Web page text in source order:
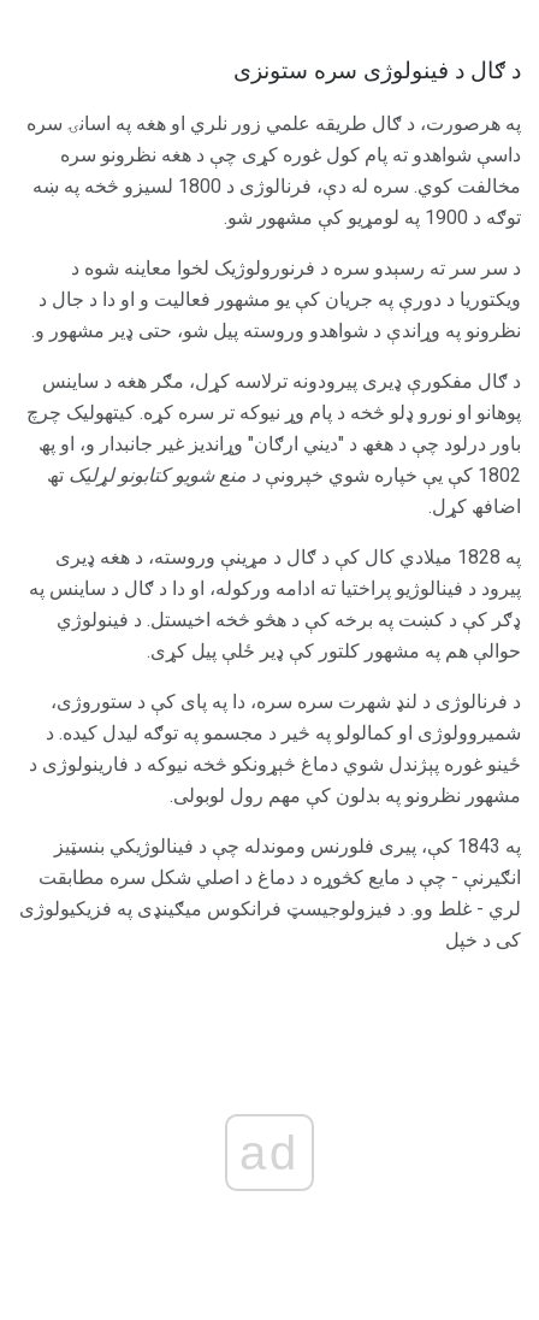
د ګال د فینولوژی سره ستونزی
په هرصورت، د ګال طریقه علمي زور نلري او هغه په ​​اسانۍ سره
داسې شواهدو ته پام کول غوره کړی چې د هغه نظرونو سره
مخالفت کوي. سره له دې، فرنالوژی د 1800 لسیزو څخه په ښه
توګه د 1900 په لومړیو کې مشهور شو.
د سر سر ته رسېدو سره د فرنورولوژیک لخوا معاینه شوه د
ویکتوریا د دورې په جریان کې یو مشهور فعالیت و او دا د جال د
نظرونو په وړاندې د شواهدو وروسته پیل شو، حتی ډیر مشهور و.
د ګال مفکورې ډیری پیرودونه ترلاسه کړل، مګر هغه د ساینس
پوهانو او نورو ډلو څخه د پام وړ نیوکه تر سره کړه. کیتھولیک چرچ
باور درلود چې د ھغھ د "دیني ارګان" وړاندیز غیر جانبدار و، او پھ
1802 کې یې خپاره شوي خپرونې
د منع شویو کتابونو لړلیک تھ
اضافھ کړل.
په 1828 میلادي کال کې د ګال د مړینې وروسته، د هغه ډیری
پیرود د فینالوژیو پراختیا ته ادامه ورکوله، او دا د ګال د ساینس په
ډګر کې د کښت په برخه کې د هڅو څخه اخیستل. د فینولوژي
حوالې هم په مشهور کلتور کې ډیر ځلې پیل کړی.
د فرنالوژی د لنډ شهرت سره سره، دا په پای کې د ستوروژی،
شمیروولوژی او کمالولو په څیر د مجسمو په توګه لیدل کیده. د
ځینو غوره پېژندل شوي دماغ څېړونکو څخه نیوکه د فارینولوژی د
مشهور نظرونو په بدلون کې مهم رول لوبولی.
په 1843 کې، پیری فلورنس وموندله چې د فینالوژیکي بنسټیز
انګیرنې - چې د مایع کڅوړه د دماغ د اصلي شکل سره مطابقت
لري - غلط وو. د فیزولوجیسټ فرانکوس میګینډی په فزیکیولوژی
کی د خپل
ad